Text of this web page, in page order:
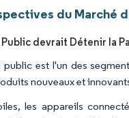
du Marché
devrait Détenir la
public est l'un des
nouveaux et
les appareils